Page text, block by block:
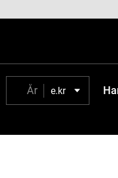
e.kr